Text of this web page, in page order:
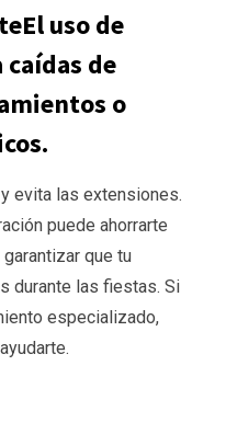
uso de
de
o
evita las extensiones.
puede ahorrarte
que tu
durante las fiestas. Si
especializado,